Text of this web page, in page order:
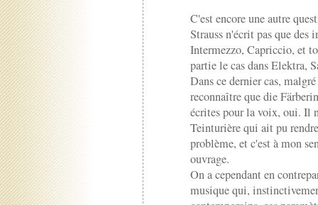
C'est encore une autre
Strauss n'écrit pas que des
Intermezzo, Capriccio, et
partie le cas dans Elektra,
Dans ce dernier cas,
reconnaître que die
écrites pour la voix, oui. Il
Teinturière qui ait pu
problème, et c'est à mon
ouvrage.
On a cependant en
musique qui,